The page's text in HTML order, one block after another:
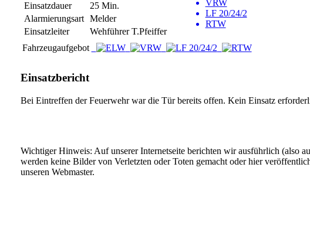
Einsatzdauer
25 Min.
Alarmierungsart
Melder
Einsatzleiter
Wehführer T.Pfeiffer
VRW
LF 20/24/2
RTW
Fahrzeugaufgebot
Einsatzbericht
Bei Eintreffen der Feuerwehr war die Tür bereits offen. Kein Einsatz
Wichtiger Hinweis: Auf unserer Internetseite berichten wir ausführlich (also
werden keine Bilder von Verletzten oder Toten gemacht oder hier
unseren Webmaster.